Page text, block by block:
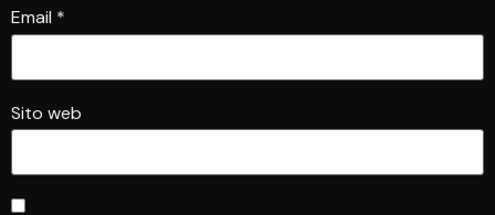
Email *
Sito web